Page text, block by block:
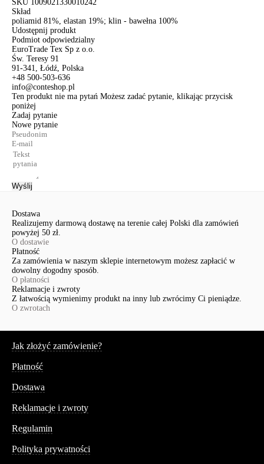
SKU 1009021330010242
Skład
poliamid 81%, elastan 19%; klin - bawełna 100%
Udostępnij produkt
Podmiot odpowiedzialny
EuroTrade Tex Sp z o.o.
Św. Teresy 91
91-341, Łódź, Polska
+48 500-503-636
info@conteshop.pl
Ten produkt nie ma pytań Możesz zadać pytanie, klikając przycisk
poniżej
Zadaj pytanie
Nowe pytanie
Wyślij
Dostawa
Realizujemy darmową dostawę na terenie całej Polski dla zamówień
powyżej 50 zł.
O dostawie
Płatność
Za zamówienia w naszym sklepie internetowym możesz zapłacić w
dowolny dogodny sposób.
O płatności
Reklamacje i zwroty
Z łatwością wymienimy produkt na inny lub zwrócimy Ci pieniądze.
O zwrotach
Jak złożyć zamówienie?
Płatność
Dostawa
Reklamacje i zwroty
Regulamin
Polityka prywatności